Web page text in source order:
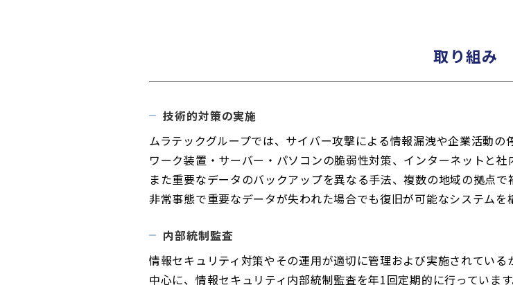
取り組み
技術的対策の実施
ムラテックグループでは、サイバー攻撃による情報漏洩や企業活動
ワーク装置・サーバー・パソコンの脆弱性対策、インターネットと社
また重要なデータのバックアップを異なる手法、複数の地域の拠点
非常事態で重要なデータが失われた場合でも復旧が可能なシステムを
内部統制監査
情報セキュリティ対策やその運用が適切に管理および実施されてい
中心に、情報セキュリティ内部統制監査を年1回定期的に行っていま